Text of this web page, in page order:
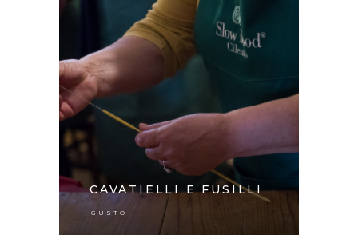
CAVATIELLI E FUSILLI
GUSTO